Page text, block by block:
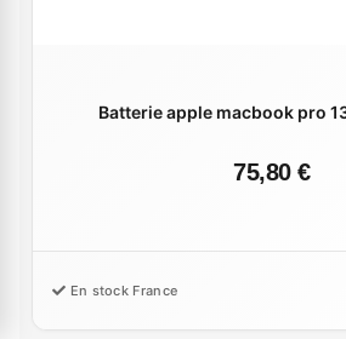
Batterie apple macbook pro
75,80 €
En stock France